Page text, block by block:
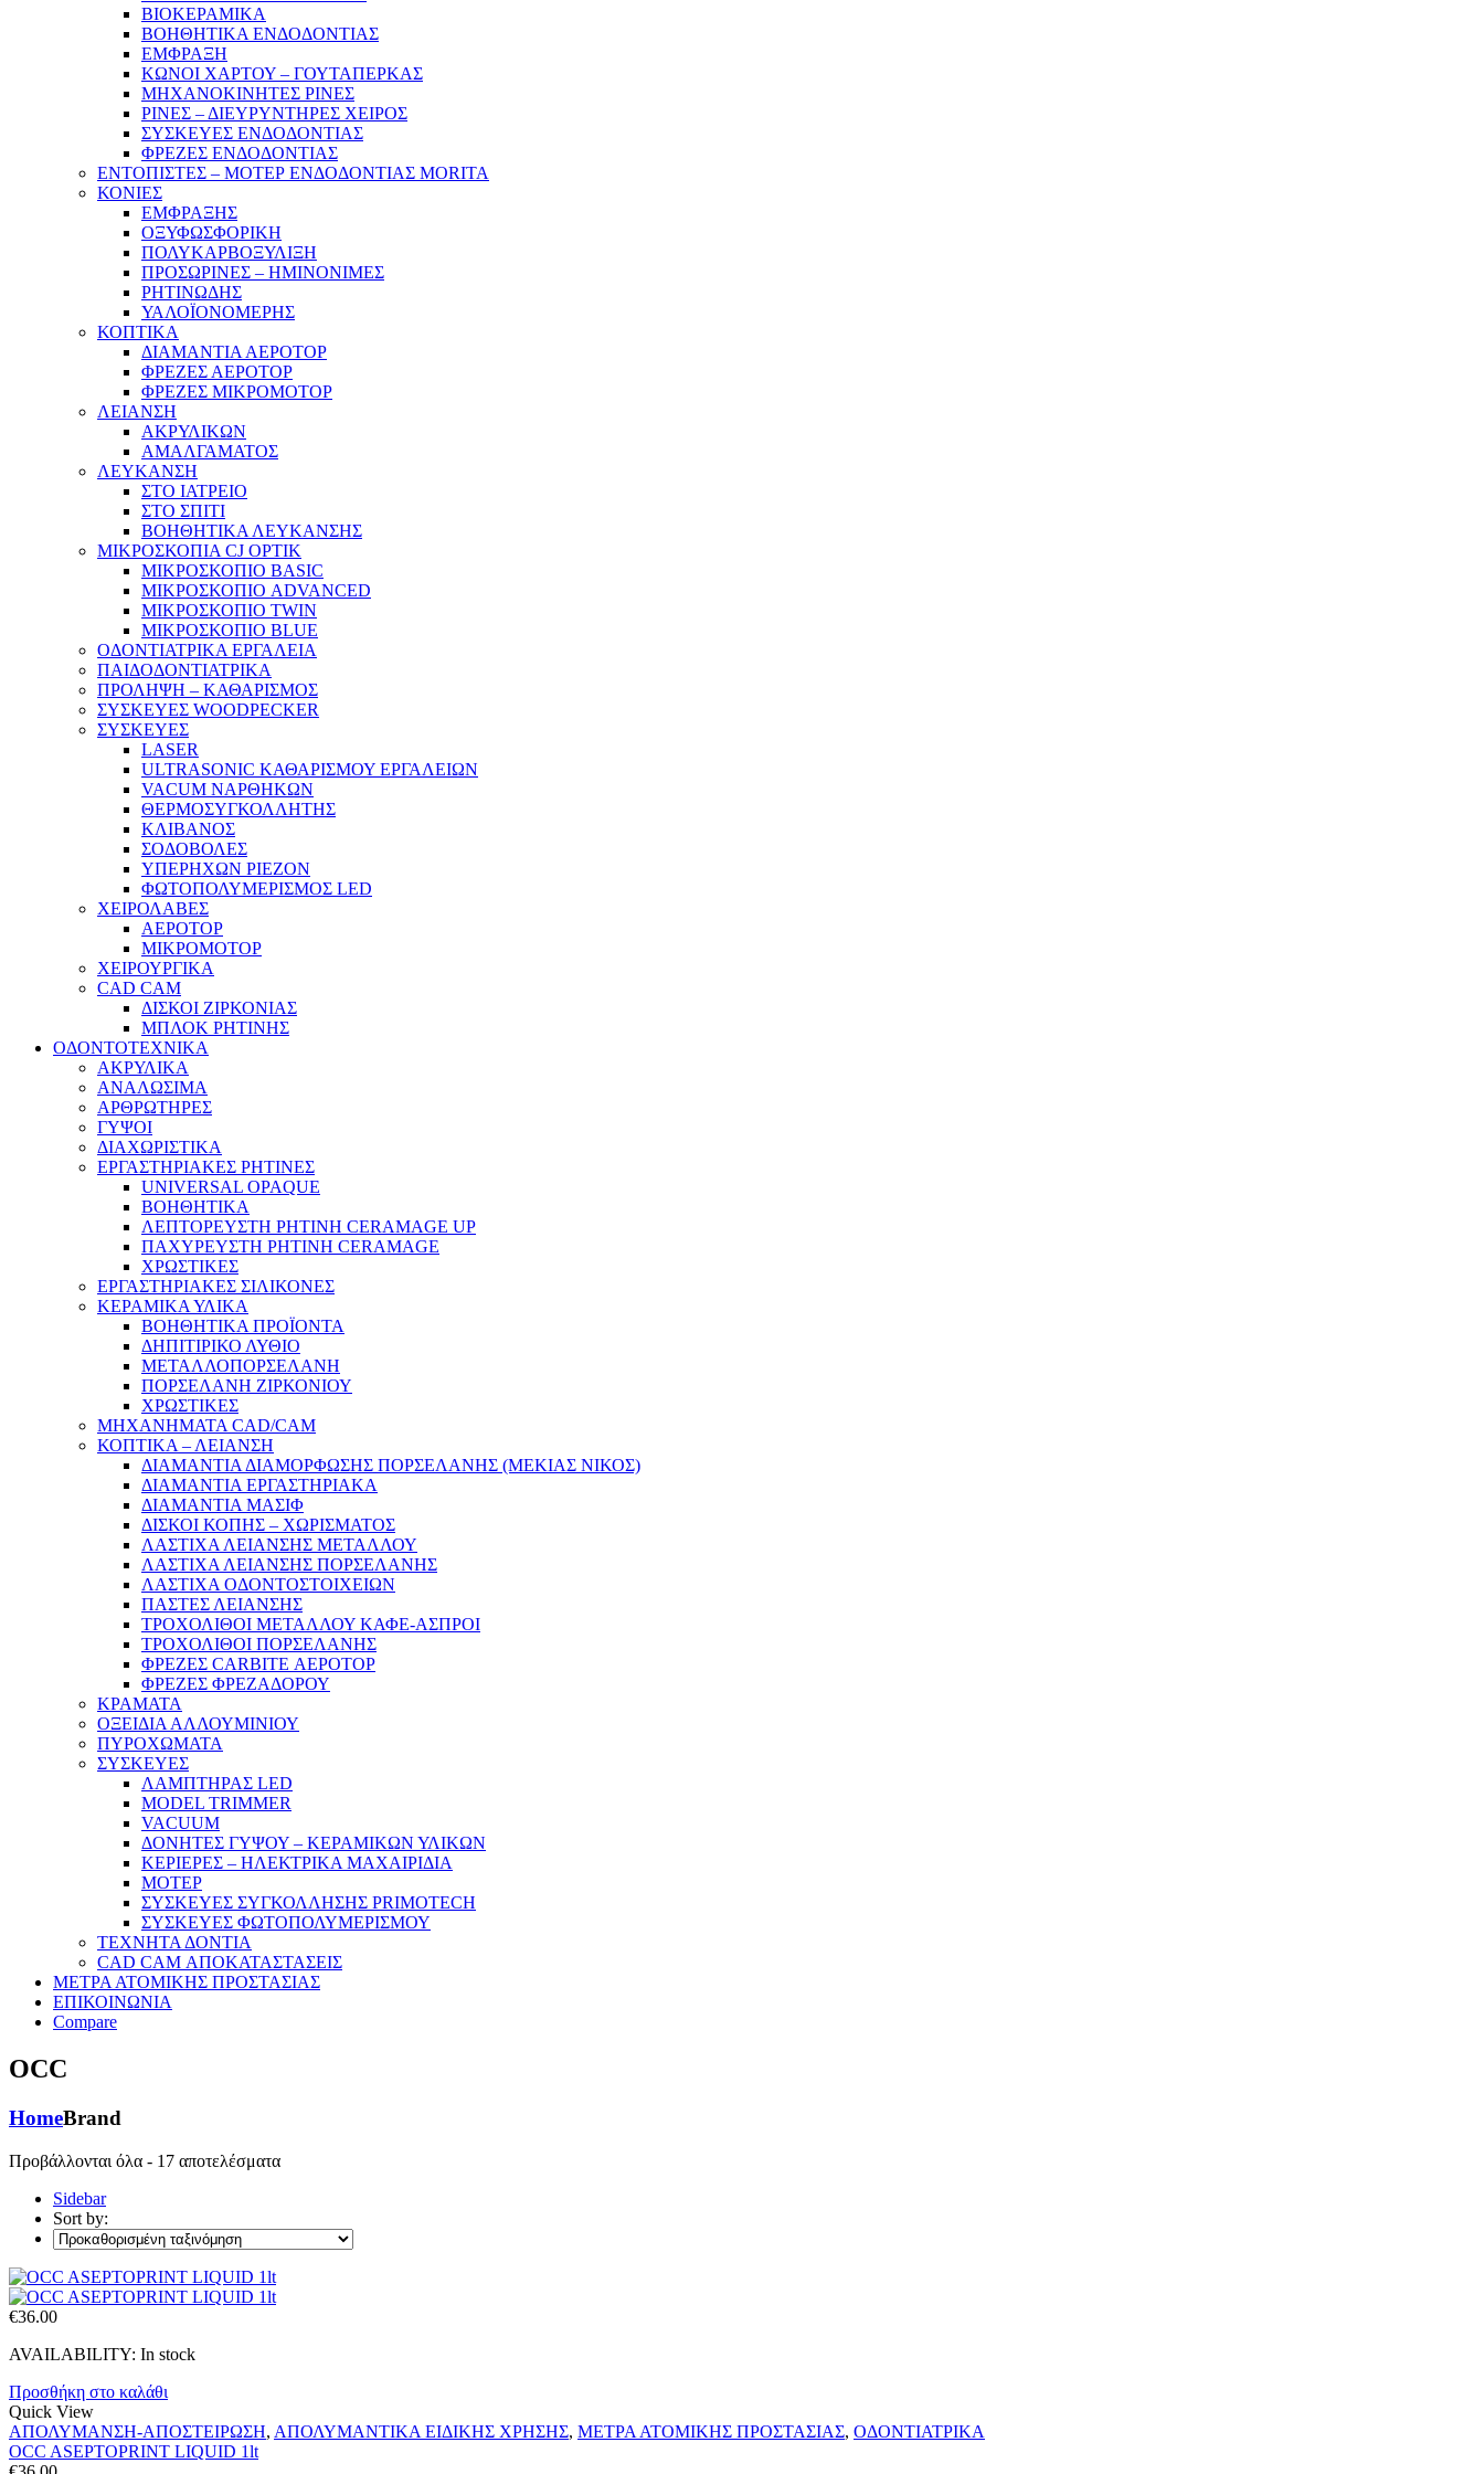
ΒΙΟΚΕΡΑΜΙΚΑ
ΒΟΗΘΗΤΙΚΑ ΕΝΔΟΔΟΝΤΙΑΣ
ΕΜΦΡΑΞΗ
ΚΩΝΟΙ ΧΑΡΤΟΥ – ΓΟΥΤΑΠΕΡΚΑΣ
ΜΗΧΑΝΟΚΙΝΗΤΕΣ ΡΙΝΕΣ
ΡΙΝΕΣ – ΔΙΕΥΡΥΝΤΗΡΕΣ ΧΕΙΡΟΣ
ΣΥΣΚΕΥΕΣ ΕΝΔΟΔΟΝΤΙΑΣ
ΦΡΕΖΕΣ ΕΝΔΟΔΟΝΤΙΑΣ
ΕΝΤΟΠΙΣΤΕΣ – ΜΟΤΕΡ ΕΝΔΟΔΟΝΤΙΑΣ MORITA
ΚΟΝΙΕΣ
ΕΜΦΡΑΞΗΣ
ΟΞΥΦΩΣΦΟΡΙΚΗ
ΠΟΛΥΚΑΡΒΟΞΥΛΙΞΗ
ΠΡΟΣΩΡΙΝΕΣ – ΗΜΙΝΟΝΙΜΕΣ
ΡΗΤΙΝΩΔΗΣ
ΥΑΛΟΪΟΝΟΜΕΡΗΣ
ΚΟΠΤΙΚΑ
ΔΙΑΜΑΝΤΙΑ ΑΕΡΟΤΟΡ
ΦΡΕΖΕΣ ΑΕΡΟΤΟΡ
ΦΡΕΖΕΣ ΜΙΚΡΟΜΟΤΟΡ
ΛΕΙΑΝΣΗ
ΑΚΡΥΛΙΚΩΝ
ΑΜΑΛΓΑΜΑΤΟΣ
ΛΕΥΚΑΝΣΗ
ΣΤΟ ΙΑΤΡΕΙΟ
ΣΤΟ ΣΠΙΤΙ
ΒΟΗΘΗΤΙΚΑ ΛΕΥΚΑΝΣΗΣ
ΜΙΚΡΟΣΚΟΠΙΑ CJ OPTIK
ΜΙΚΡΟΣΚΟΠΙΟ BASIC
ΜΙΚΡΟΣΚΟΠΙΟ ADVANCED
ΜΙΚΡΟΣΚΟΠΙΟ TWIN
ΜΙΚΡΟΣΚΟΠΙΟ BLUE
ΟΔΟΝΤΙΑΤΡΙΚΑ ΕΡΓΑΛΕΙΑ
ΠΑΙΔΟΔΟΝΤΙΑΤΡΙΚΑ
ΠΡΟΛΗΨΗ – ΚΑΘΑΡΙΣΜΟΣ
ΣΥΣΚΕΥΕΣ WOODPECKER
ΣΥΣΚΕΥΕΣ
LASER
ULTRASONIC ΚΑΘΑΡΙΣΜΟΥ ΕΡΓΑΛΕΙΩΝ
VACUM ΝΑΡΘΗΚΩΝ
ΘΕΡΜΟΣΥΓΚΟΛΛΗΤΗΣ
ΚΛΙΒΑΝΟΣ
ΣΟΔΟΒΟΛΕΣ
ΥΠΕΡΗΧΩΝ PIEZON
ΦΩΤΟΠΟΛΥΜΕΡΙΣΜΟΣ LED
ΧΕΙΡΟΛΑΒΕΣ
ΑΕΡΟΤΟΡ
ΜΙΚΡΟΜΟΤΟΡ
ΧΕΙΡΟΥΡΓΙΚΑ
CAD CAM
ΔΙΣΚΟΙ ΖΙΡΚΟΝΙΑΣ
ΜΠΛΟΚ ΡΗΤΙΝΗΣ
ΟΔΟΝΤΟΤΕΧΝΙΚΑ
ΑΚΡΥΛΙΚΑ
ΑΝΑΛΩΣΙΜΑ
ΑΡΘΡΩΤΗΡΕΣ
ΓΥΨΟΙ
ΔΙΑΧΩΡΙΣΤΙΚΑ
ΕΡΓΑΣΤΗΡΙΑΚΕΣ ΡΗΤΙΝΕΣ
UNIVERSAL OPAQUE
ΒΟΗΘΗΤΙΚΑ
ΛΕΠΤΟΡΕΥΣΤΗ ΡΗΤΙΝΗ CERAMAGE UP
ΠΑΧΥΡΕΥΣΤΗ ΡΗΤΙΝΗ CERAMAGE
ΧΡΩΣΤΙΚΕΣ
ΕΡΓΑΣΤΗΡΙΑΚΕΣ ΣΙΛΙΚΟΝΕΣ
ΚΕΡΑΜΙΚΑ ΥΛΙΚΑ
ΒΟΗΘΗΤΙΚΑ ΠΡΟΪΟΝΤΑ
ΔΗΠΙΤΙΡΙΚΟ ΛΥΘΙΟ
ΜΕΤΑΛΛΟΠΟΡΣΕΛΑΝΗ
ΠΟΡΣΕΛΑΝΗ ΖΙΡΚΟΝΙΟΥ
ΧΡΩΣΤΙΚΕΣ
ΜΗΧΑΝΗΜΑΤΑ CAD/CAM
ΚΟΠΤΙΚΑ – ΛΕΙΑΝΣΗ
ΔΙΑΜΑΝΤΙΑ ΔΙΑΜΟΡΦΩΣΗΣ ΠΟΡΣΕΛΑΝΗΣ (ΜΕΚΙΑΣ ΝΙΚΟΣ)
ΔΙΑΜΑΝΤΙΑ ΕΡΓΑΣΤΗΡΙΑΚΑ
ΔΙΑΜΑΝΤΙΑ ΜΑΣΙΦ
ΔΙΣΚΟΙ ΚΟΠΗΣ – ΧΩΡΙΣΜΑΤΟΣ
ΛΑΣΤΙΧΑ ΛΕΙΑΝΣΗΣ ΜΕΤΑΛΛΟΥ
ΛΑΣΤΙΧΑ ΛΕΙΑΝΣΗΣ ΠΟΡΣΕΛΑΝΗΣ
ΛΑΣΤΙΧΑ ΟΔΟΝΤΟΣΤΟΙΧΕΙΩΝ
ΠΑΣΤΕΣ ΛΕΙΑΝΣΗΣ
ΤΡΟΧΟΛΙΘΟΙ ΜΕΤΑΛΛΟΥ ΚΑΦΕ-ΑΣΠΡΟΙ
ΤΡΟΧΟΛΙΘΟΙ ΠΟΡΣΕΛΑΝΗΣ
ΦΡΕΖΕΣ CARBITE ΑΕΡΟΤΟΡ
ΦΡΕΖΕΣ ΦΡΕΖΑΔΟΡΟΥ
ΚΡΑΜΑΤΑ
ΟΞΕΙΔΙΑ ΑΛΛΟΥΜΙΝΙΟΥ
ΠΥΡΟΧΩΜΑΤΑ
ΣΥΣΚΕΥΕΣ
ΛΑΜΠΤΗΡΑΣ LED
MODEL TRIMMER
VACUUM
ΔΟΝΗΤΕΣ ΓΥΨΟΥ – ΚΕΡΑΜΙΚΩΝ ΥΛΙΚΩΝ
ΚΕΡΙΕΡΕΣ – ΗΛΕΚΤΡΙΚΑ ΜΑΧΑΙΡΙΔΙΑ
ΜΟΤΕΡ
ΣΥΣΚΕΥΕΣ ΣΥΓΚΟΛΛΗΣΗΣ PRIMOTECH
ΣΥΣΚΕΥΕΣ ΦΩΤΟΠΟΛΥΜΕΡΙΣΜΟΥ
ΤΕΧΝΗΤΑ ΔΟΝΤΙΑ
CAD CAM ΑΠΟΚΑΤΑΣΤΑΣΕΙΣ
ΜΕΤΡΑ ΑΤΟΜΙΚΗΣ ΠΡΟΣΤΑΣΙΑΣ
ΕΠΙΚΟΙΝΩΝΙΑ
Compare
OCC
HomeBrand
Προβάλλονται όλα - 17 αποτελέσματα
Sidebar
Sort by:
€36.00
AVAILABILITY: In stock
Προσθήκη στο καλάθι
Quick View
ΑΠΟΛΥΜΑΝΣΗ-ΑΠΟΣΤΕΙΡΩΣΗ, ΑΠΟΛΥΜΑΝΤΙΚΑ ΕΙΔΙΚΗΣ ΧΡΗΣΗΣ, ΜΕΤΡΑ ΑΤΟΜΙΚΗΣ ΠΡΟΣΤΑΣΙΑΣ, ΟΔΟΝΤΙΑΤΡΙΚΑ
OCC ASEPTOPRINT LIQUID 1lt